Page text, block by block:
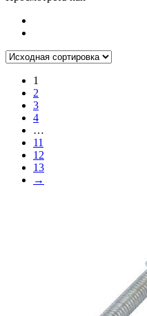
1
2
3
4
…
11
12
13
→